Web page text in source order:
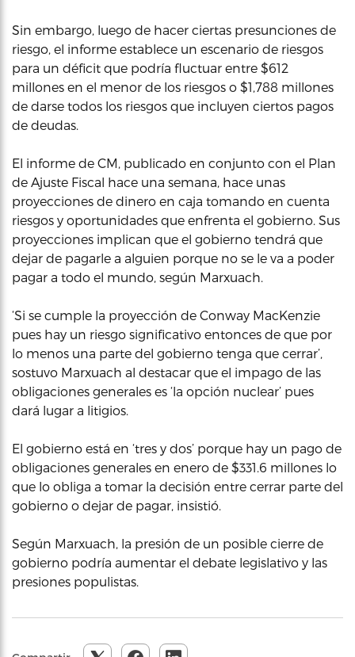
Sin embargo, luego de hacer ciertas presunciones de
riesgo, el informe establece un escenario de riesgos
para un déficit que podría fluctuar entre $612
millones en el menor de los riesgos o $1,788 millones
de darse todos los riesgos que incluyen ciertos pagos
de deudas.
El informe de CM, publicado en conjunto con el Plan
de Ajuste Fiscal hace una semana, hace unas
proyecciones de dinero en caja tomando en cuenta
riesgos y oportunidades que enfrenta el gobierno. Sus
proyecciones implican que el gobierno tendrá que
dejar de pagarle a alguien porque no se le va a poder
pagar a todo el mundo, según Marxuach.
‘Si se cumple la proyección de Conway MacKenzie
pues hay un riesgo significativo entonces de que por
lo menos una parte del gobierno tenga que cerrar’,
sostuvo Marxuach al destacar que el impago de las
obligaciones generales es ‘la opción nuclear’ pues
dará lugar a litigios.
El gobierno está en ‘tres y dos’ porque hay un pago de
obligaciones generales en enero de $331.6 millones lo
que lo obliga a tomar la decisión entre cerrar parte del
gobierno o dejar de pagar, insistió.
Según Marxuach, la presión de un posible cierre de
gobierno podría aumentar el debate legislativo y las
presiones populistas.